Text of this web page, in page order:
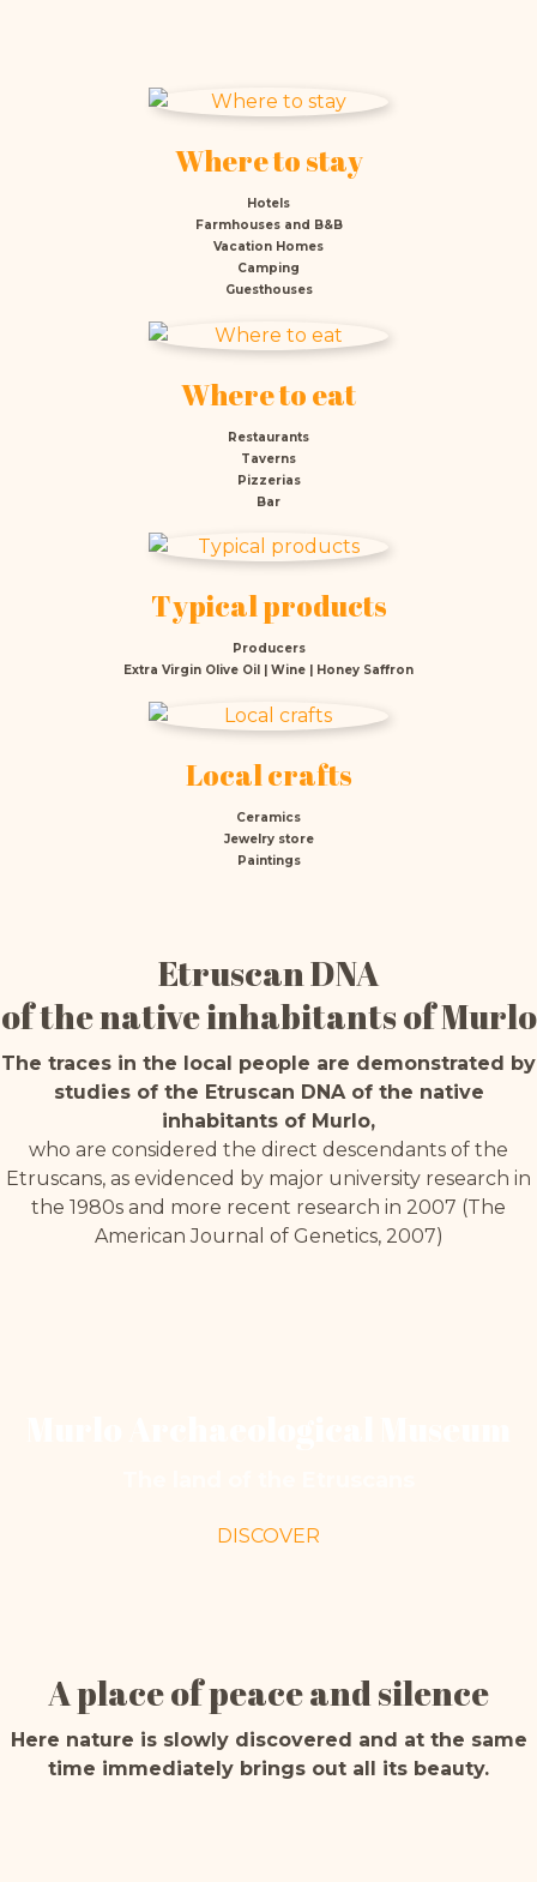
Where to stay
Hotels
Farmhouses and B&B
Vacation Homes
Camping
Guesthouses
Where to eat
Restaurants
Taverns
Pizzerias
Bar
Typical products
Producers
Extra Virgin Olive Oil | Wine | Honey Saffron
Local crafts
Ceramics
Jewelry store
Paintings
Etruscan DNA
of the native inhabitants of Murlo
The traces in the local people are demonstrated by
studies of the Etruscan DNA of the native
inhabitants of Murlo,
who are considered the direct descendants of the
Etruscans, as evidenced by major university research in
the 1980s and more recent research in 2007 (The
American Journal of Genetics, 2007)
DISCOVER
A place of peace and silence
Here nature is slowly discovered and at the same
time immediately brings out all its beauty.